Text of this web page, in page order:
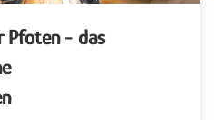
Pfoten - das